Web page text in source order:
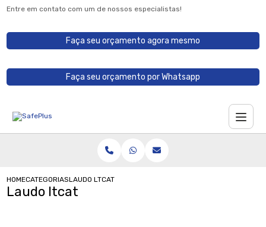
Entre em contato com um de nossos especialistas!
Faça seu orçamento agora mesmo
Faça seu orçamento por Whatsapp
HOMECATEGORIASLAUDO LTCAT
Laudo ltcat